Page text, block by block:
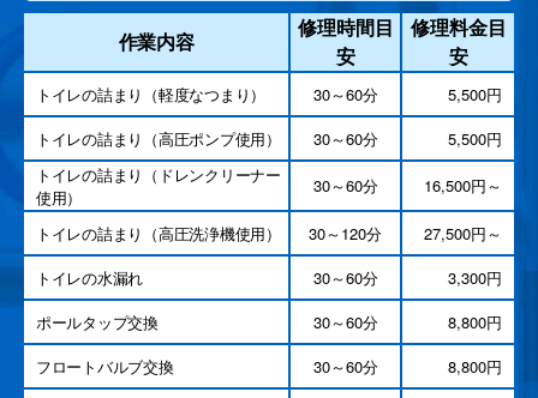
作業内容
修理時間目
安
修理料金目
安
トイレの詰まり（軽度なつまり） 30～60分
5,500円
トイレの詰まり（高圧ポンプ使用）
30～60分
5,500円
トイレの詰まり（ドレンクリーナー
使用）
30～60分 16,500円～
トイレの詰まり（高圧洗浄機使用） 30～120分
27,500円～
トイレの水漏れ
30～60分
3,300円
ポールタップ交換
30～60分
8,800円
フロートバルブ交換
30～60分
8,800円